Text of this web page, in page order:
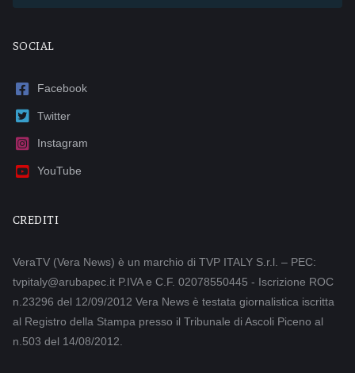
SOCIAL
Facebook
Twitter
Instagram
YouTube
CREDITI
VeraTV (Vera News) è un marchio di TVP ITALY S.r.l. – PEC:
tvpitaly@arubapec.it P.IVA e C.F. 02078550445 - Iscrizione ROC
n.23296 del 12/09/2012 Vera News è testata giornalistica iscritta
al Registro della Stampa presso il Tribunale di Ascoli Piceno al
n.503 del 14/08/2012.